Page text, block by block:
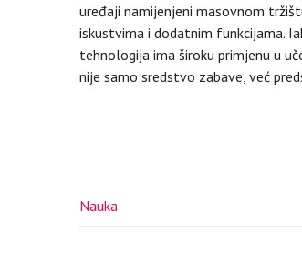
uređaji namijenjeni masovnom
iskustvima i dodatnim funkcijama.
tehnologija ima široku primjenu u
nije samo sredstvo zabave, već
Nauka